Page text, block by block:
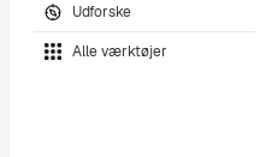
Udforske
Alle værktøjer